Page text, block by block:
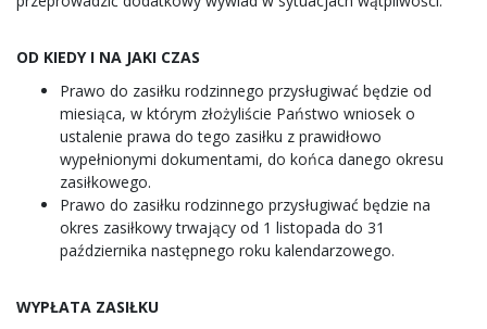
OD KIEDY I NA JAKI CZAS
Prawo do zasiłku rodzinnego przysługiwać będzie od
miesiąca, w którym złożyliście Państwo wniosek o
ustalenie prawa do tego zasiłku z prawidłowo
wypełnionymi dokumentami, do końca danego okresu
zasiłkowego.
Prawo do zasiłku rodzinnego przysługiwać będzie na
okres zasiłkowy trwający od 1 listopada do 31
października następnego roku kalendarzowego.
WYPŁATA ZASIŁKU